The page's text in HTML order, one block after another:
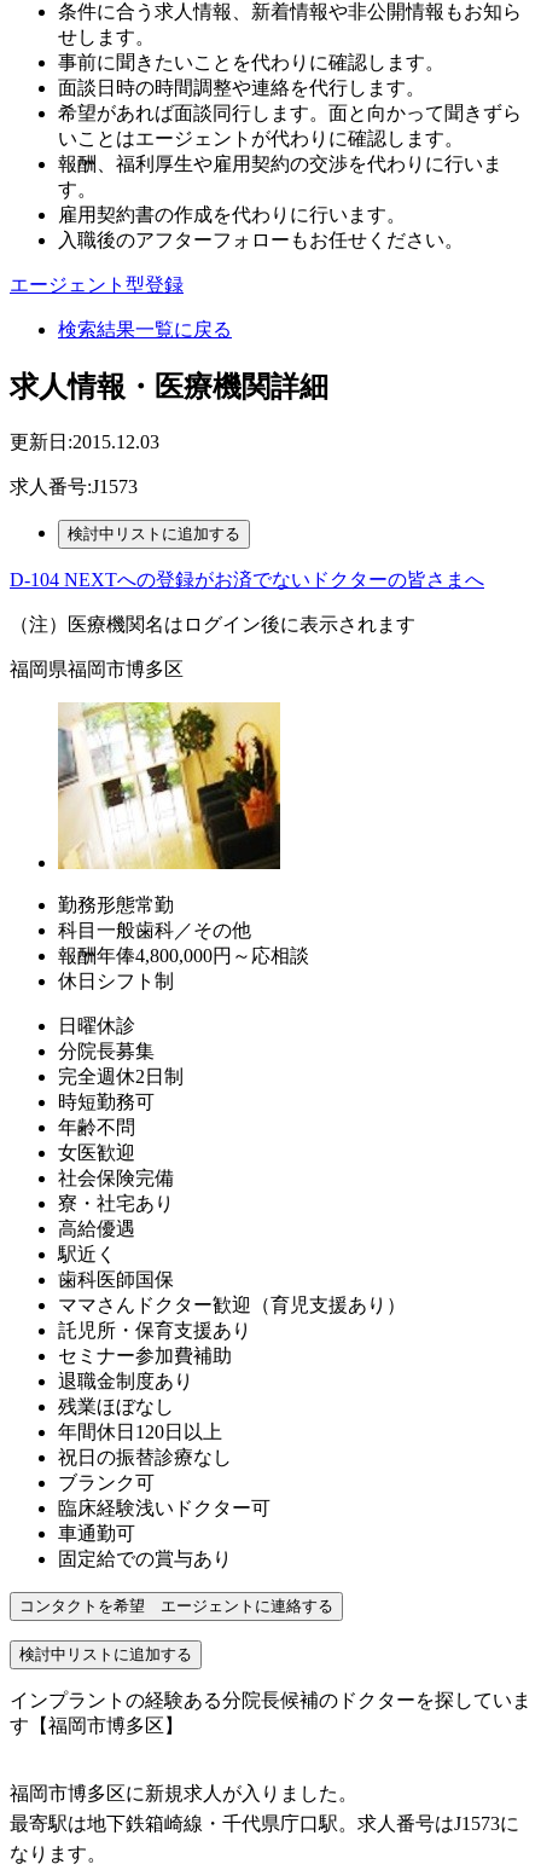
条件に合う求人情報、新着情報や非公開情報もお知ら
せします。
事前に聞きたいことを代わりに確認します。
面談日時の時間調整や連絡を代行します。
希望があれば面談同行します。面と向かって聞きずら
いことはエージェントが代わりに確認します。
報酬、福利厚生や雇用契約の交渉を代わりに行いま
す。
雇用契約書の作成を代わりに行います。
入職後のアフターフォローもお任せください。
エージェント型登録
検索結果一覧に戻る
求人情報・医療機関詳細
更新日:2015.12.03
求人番号:J1573
D-104 NEXTへの登録がお済でないドクターの皆さまへ
（注）医療機関名はログイン後に表示されます
福岡県福岡市博多区
勤務形態常勤
科目 一般歯科／その他
報酬年俸4,800,000円～応相談
休日 シフト制
日曜休診
分院長募集
完全週休2日制
時短勤務可
年齢不問
女医歓迎
社会保険完備
寮・社宅あり
高給優遇
駅近く
歯科医師国保
ママさんドクター歓迎（育児支援あり）
託児所・保育支援あり
セミナー参加費補助
退職金制度あり
残業ほぼなし
年間休日120日以上
祝日の振替診療なし
ブランク可
臨床経験浅いドクター可
車通勤可
固定給での賞与あり
インプラントの経験ある分院長候補のドクターを探していま
す【福岡市博多区】
福岡市博多区に新規求人が入りました。
最寄駅は地下鉄箱崎線・千代県庁口駅。求人番号はJ1573に
なります。